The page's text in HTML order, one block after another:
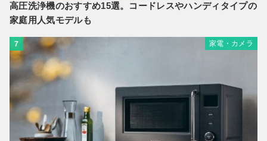
高圧洗浄機のおすすめ15選。コードレスやハンディタイプの
家庭用人気モデルも
7 家電・カメラ